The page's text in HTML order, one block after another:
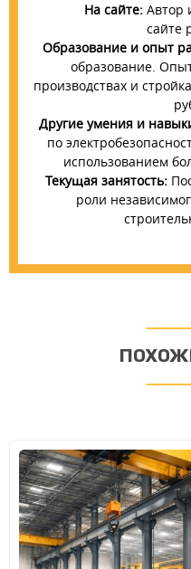
На сайте: Автор
сайте
Образование и опыт
образование.
производствах и
Другие умения и
по
использованием
Текущая занятость:
роли